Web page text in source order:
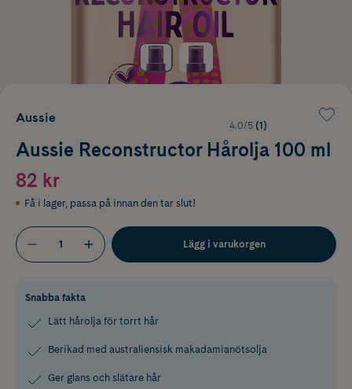
Aussie
4.0/5 (1)
Aussie Reconstructor Hårolja 100 ml
82 kr
Få i lager, passa på innan den tar slut!
Lägg i varukorgen
Snabba fakta
Lätt hårolja för torrt hår
Berikad med australiensisk makadamianötsolja
Ger glans och slätare hår